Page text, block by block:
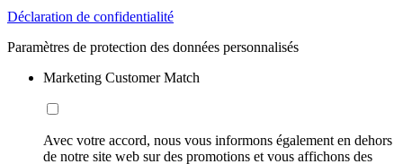
Déclaration de confidentialité
Paramètres de protection des données personnalisés
Marketing Customer Match
Avec votre accord, nous vous informons également en dehors
de notre site web sur des promotions et vous affichons des